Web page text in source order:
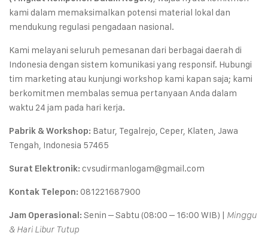
kami dalam memaksimalkan potensi material lokal dan
mendukung regulasi pengadaan nasional.
Kami melayani seluruh pemesanan dari berbagai daerah di
Indonesia dengan sistem komunikasi yang responsif. Hubungi
tim marketing atau kunjungi workshop kami kapan saja; kami
berkomitmen membalas semua pertanyaan Anda dalam
waktu 24 jam pada hari kerja.
Pabrik & Workshop: Batur, Tegalrejo, Ceper, Klaten, Jawa
Tengah, Indonesia 57465
Surat Elektronik: cvsudirmanlogam@gmail.com
Kontak Telepon: 081221687900
Jam Operasional: Senin – Sabtu (08:00 – 16:00 WIB) | Minggu
& Hari Libur Tutup